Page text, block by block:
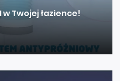
Twojej łazience!